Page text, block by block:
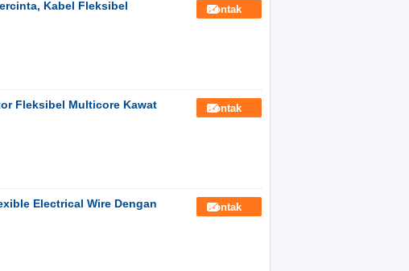
Kabel Fleksibel
Kontak
Fleksibel Multicore Kawat
Kontak
Electrical Wire Dengan
Kontak